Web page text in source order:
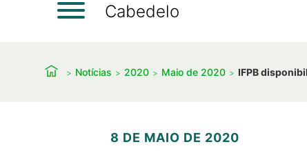
Cabedelo
Notícias 2020 Maio de 2020 IFPB
8 DE MAIO DE 2020